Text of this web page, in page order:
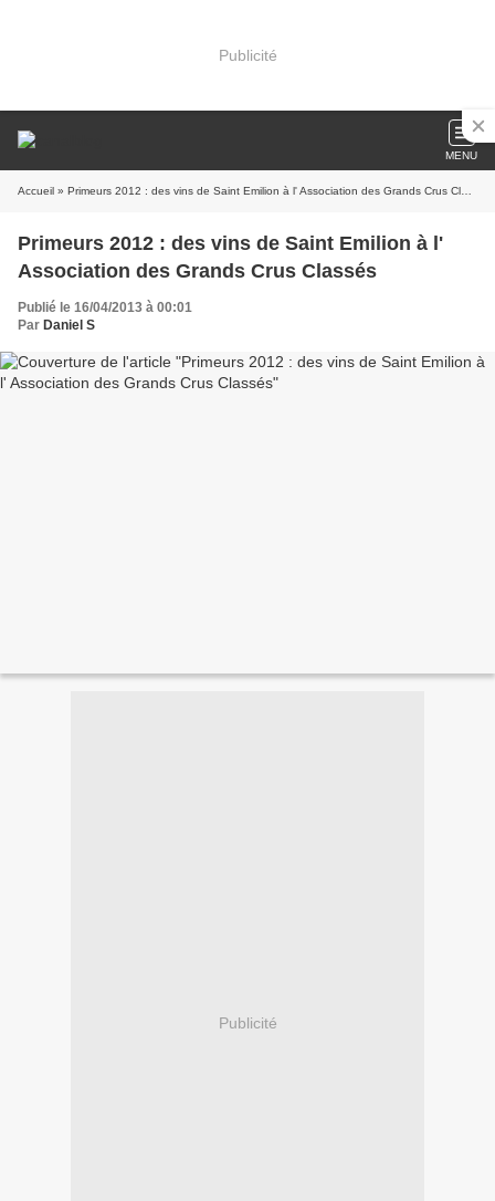
Publicité
MENU
Accueil » Primeurs 2012 : des vins de Saint Emilion à l' Association des Grands Crus Classés
Primeurs 2012 : des vins de Saint Emilion à l'
Association des Grands Crus Classés
Publié le 16/04/2013 à 00:01
Par Daniel S
Publicité